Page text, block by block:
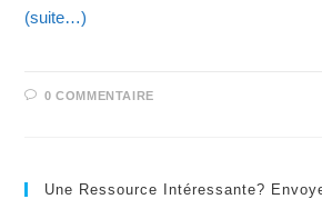
(suite…)
0 COMMENTAIRE
Une Ressource Intéressante?